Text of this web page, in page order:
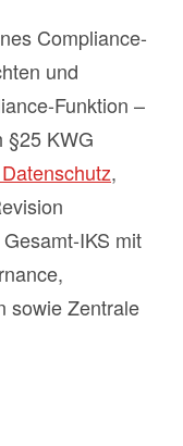
Compliance-
und
Funktion –
§25 KWG
,
IKS mit
sowie Zentrale